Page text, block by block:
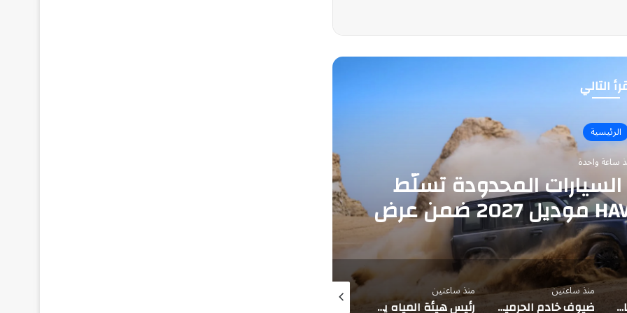
التالي
الرئيسية
ساعة واحدة
المحدودة تسلّط
الضوء على سيارة HAVAL V7 موديل 2027 ضمن عرض
الثلاثة
2.5 مليون م³ يوميًا.. 4 مشروعات للمياه المحلاة بالجبيل ورأس الخير
منذ ساعتين
ضيوف خادم الحرمين يزورون معالم المدينة
منذ ساعتين
رئيس هيئة المياه يتفقد 4 مشروعات تحلية بطاقة 2.5 مليون متر مكعب يومياً
منذ ساعتين